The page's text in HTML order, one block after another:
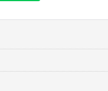
[WS-100]